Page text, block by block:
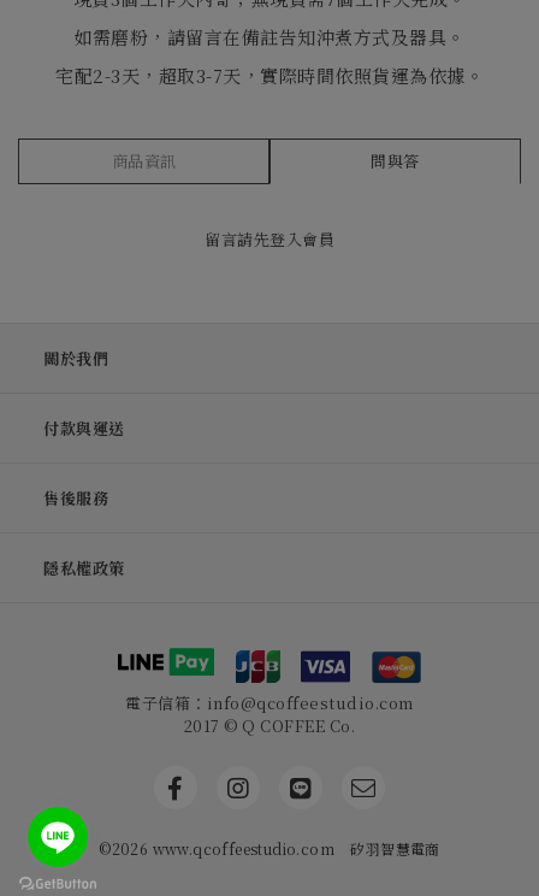
如需磨粉，請留言在備註告知沖煮方式及器具。
宅配2-3天，超取3-7天，實際時間依照貨運為依據。
商品資訊 問與答
留言請先登入會員
關於我們
付款與運送
售後服務
隱私權政策
電子信箱：info@qcoffeestudio.com
2017 © Q COFFEE Co.
©2026 www.qcoffeestudio.com 矽羽智慧電商